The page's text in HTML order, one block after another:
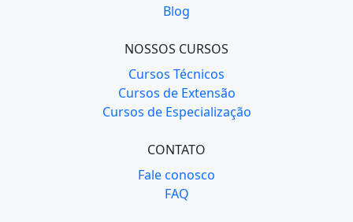
Blog
NOSSOS CURSOS
Cursos Técnicos
Cursos de Extensão
Cursos de Especialização
CONTATO
Fale conosco
FAQ